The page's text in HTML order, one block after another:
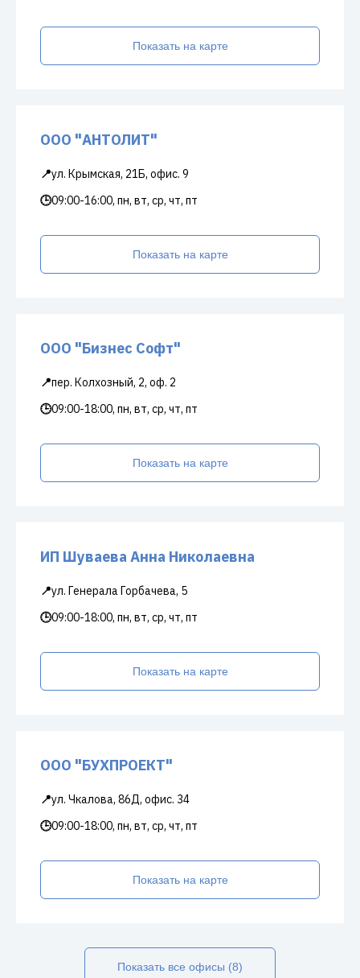
Показать на карте
ООО "АНТОЛИТ"
📍ул. Крымская, 21Б, офис. 9
🕒09:00-16:00, пн, вт, ср, чт, пт
Показать на карте
ООО "Бизнес Софт"
📍пер. Колхозный, 2, оф. 2
🕒09:00-18:00, пн, вт, ср, чт, пт
Показать на карте
ИП Шуваева Анна Николаевна
📍ул. Генерала Горбачева, 5
🕒09:00-18:00, пн, вт, ср, чт, пт
Показать на карте
ООО "БУХПРОЕКТ"
📍ул. Чкалова, 86Д, офис. 34
🕒09:00-18:00, пн, вт, ср, чт, пт
Показать на карте
Показать все офисы (8)